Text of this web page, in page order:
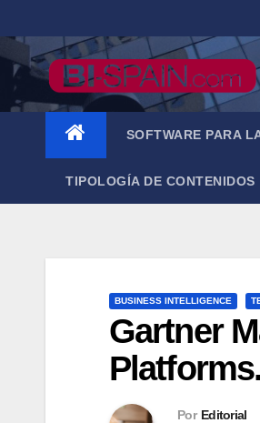
al
contenido
SOFTWARE PARA
TIPOLOGÍA DE CONTENIDOS
BUSINESS INTELLIGENCE
Gartner
Por Editorial